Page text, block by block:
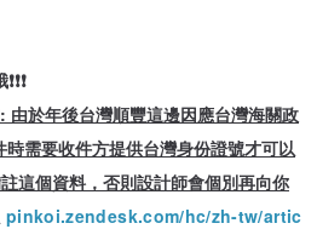
於年後台灣順豐這邊因應台灣海關政
需要收件方提供台灣身份證號才可以
這個資料，否則設計師會個別再向你
pinkoi.zendesk.com/hc/zh-tw/artic